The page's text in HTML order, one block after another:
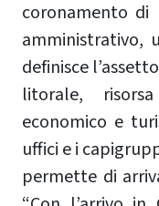
coronamento
amministrativo,
definisce
litorale,
economico e
uffici e i
permette di